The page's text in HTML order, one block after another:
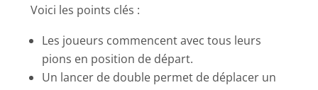
Voici les points clés :
Les joueurs commencent avec tous leurs
pions en position de départ.
Un lancer de double permet de déplacer un